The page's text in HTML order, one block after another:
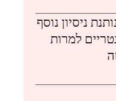
ניסיון נוסף
למרות